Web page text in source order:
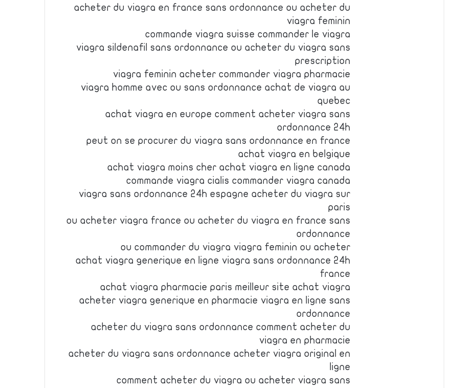
acheter du viagra en france sans ordonnance ou acheter du
viagra feminin
commande viagra suisse commander le viagra
viagra sildenafil sans ordonnance ou acheter du viagra sans
prescription
viagra feminin acheter commander viagra pharmacie
viagra homme avec ou sans ordonnance achat de viagra au
quebec
achat viagra en europe comment acheter viagra sans
ordonnance 24h
peut on se procurer du viagra sans ordonnance en france
achat viagra en belgique
achat viagra moins cher achat viagra en ligne canada
commande viagra cialis commander viagra canada
viagra sans ordonnance 24h espagne acheter du viagra sur
paris
ou acheter viagra france ou acheter du viagra en france sans
ordonnance
ou commander du viagra viagra feminin ou acheter
achat viagra generique en ligne viagra sans ordonnance 24h
france
achat viagra pharmacie paris meilleur site achat viagra
acheter viagra generique en pharmacie viagra en ligne sans
ordonnance
acheter du viagra sans ordonnance comment acheter du
viagra en pharmacie
acheter du viagra sans ordonnance acheter viagra original en
ligne
comment acheter du viagra ou acheter viagra sans